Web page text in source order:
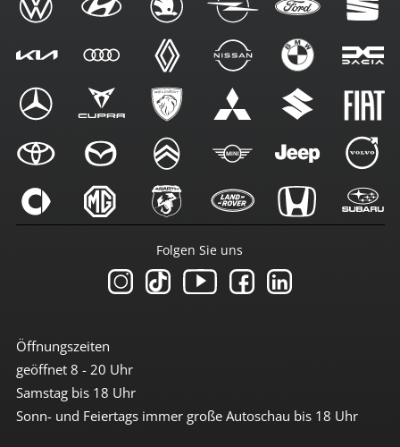
Öffnungszeiten
geöffnet 8 - 20 Uhr
Samstag bis 18 Uhr
Sonn- und Feiertags immer große Autoschau bis 18 Uhr
Folgen Sie uns